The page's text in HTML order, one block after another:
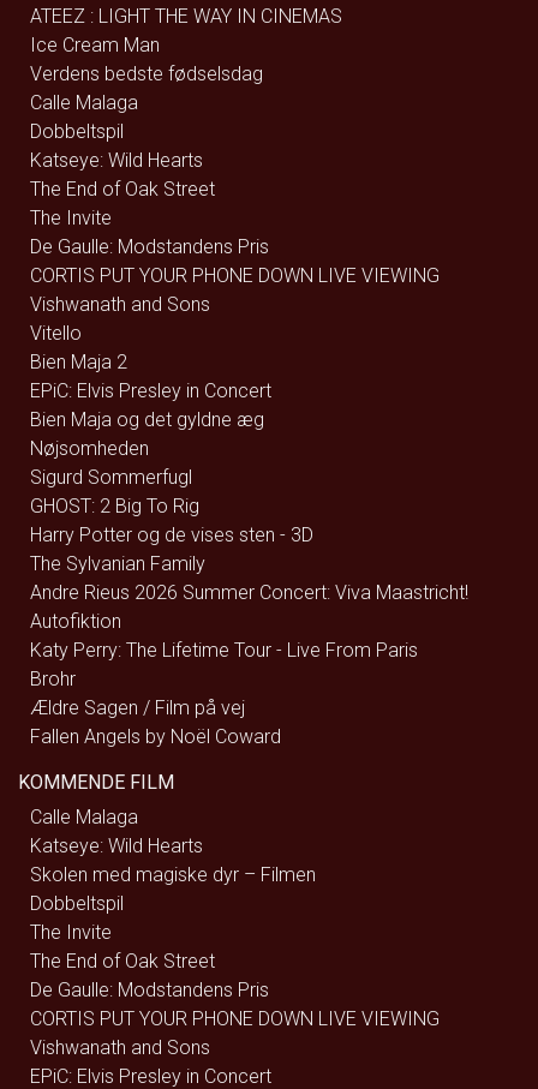
ATEEZ : LIGHT THE WAY IN CINEMAS
Ice Cream Man
Verdens bedste fødselsdag
Calle Malaga
Dobbeltspil
Katseye: Wild Hearts
The End of Oak Street
The Invite
De Gaulle: Modstandens Pris
CORTIS PUT YOUR PHONE DOWN LIVE VIEWING
Vishwanath and Sons
Vitello
Bien Maja 2
EPiC: Elvis Presley in Concert
Bien Maja og det gyldne æg
Nøjsomheden
Sigurd Sommerfugl
GHOST: 2 Big To Rig
Harry Potter og de vises sten - 3D
The Sylvanian Family
Andre Rieus 2026 Summer Concert: Viva Maastricht!
Autofiktion
Katy Perry: The Lifetime Tour - Live From Paris
Brohr
Ældre Sagen / Film på vej
Fallen Angels by Noël Coward
KOMMENDE FILM
Calle Malaga
Katseye: Wild Hearts
Skolen med magiske dyr – Filmen
Dobbeltspil
The Invite
The End of Oak Street
De Gaulle: Modstandens Pris
CORTIS PUT YOUR PHONE DOWN LIVE VIEWING
Vishwanath and Sons
EPiC: Elvis Presley in Concert